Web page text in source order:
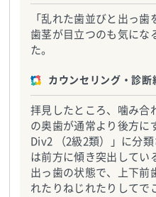
「乱れた歯並びと出っ歯
歯茎が目立つのも気にな
た。
カウンセリング・診断
拝見したところ、噛み合
の奥歯が通常より後方に
Div2 （2級2類）」に分
は前方に傾き突出してい
出っ歯の状態で、上下前
れたりねじれたりしてで